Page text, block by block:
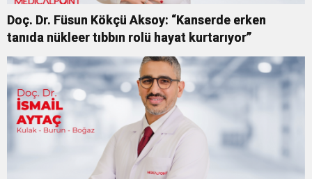
Doç. Dr. Füsun Kökçü Aksoy: “Kanserde erken
tanıda nükleer tıbbın rolü hayat kurtarıyor”